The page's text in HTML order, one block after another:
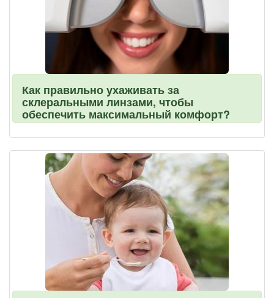
Как правильно ухаживать за
склеральными линзами, чтобы
обеспечить максимальный комфорт?